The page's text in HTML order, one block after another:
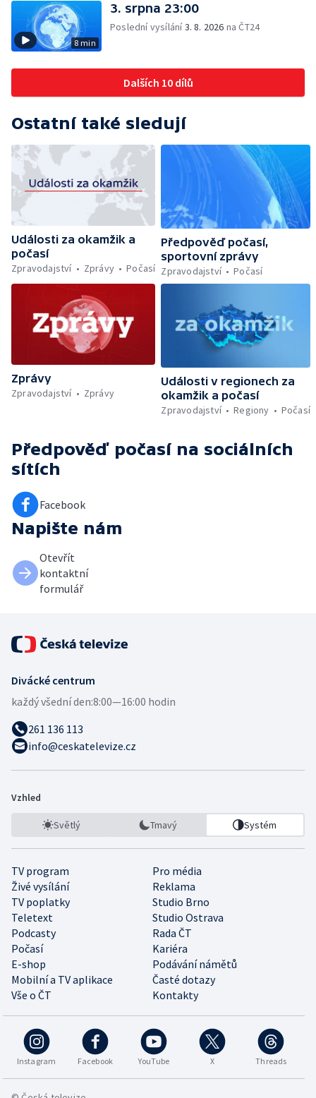
8 min
3. srpna 23:00
Poslední vysílání3. 8. 2026 na ČT24
Dalších 10 dílů
Ostatní také sledují
Události za okamžik a
počasí
Zpravodajství
Zprávy Počasí
Předpověď počasí,
sportovní zprávy
Zpravodajství
Počasí
Zprávy
Zpravodajství
Zprávy
Události v regionech za
okamžik a počasí
Zpravodajství
Regiony Počasí
Předpověď počasí na sociálních
sítích
Facebook
Napište nám
Otevřít
kontaktní
formulář
Divácké centrum
každý všední den:8:00—16:00 hodin
261 136 113
info@ceskatelevize.cz
Vzhled
Světlý Tmavý Systém
TV program
Pro média
Živé vysílání
Reklama
TV poplatky
Studio Brno
Teletext
Studio Ostrava
Podcasty
Rada ČT
Počasí
Kariéra
E-shop
Podávání námětů
Mobilní a TV aplikace
Časté dotazy
Vše o ČT
Kontakty
Instagram Facebook YouTube X Threads